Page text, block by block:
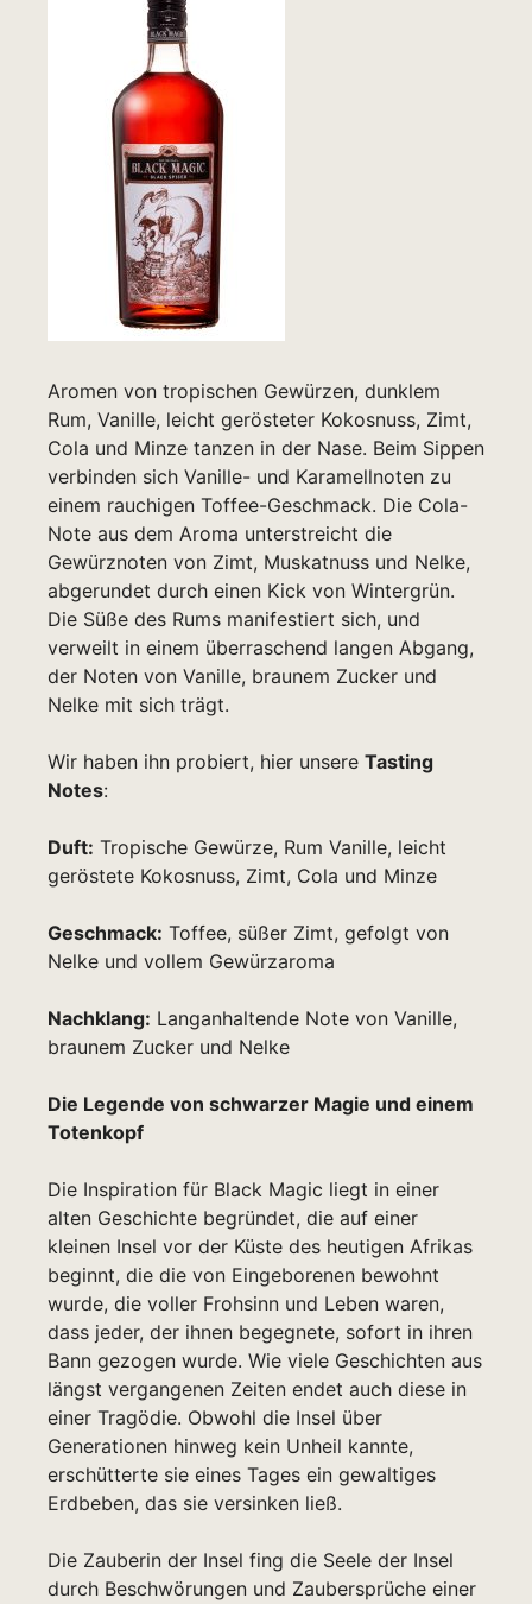
Aromen von tropischen Gewürzen, dunklem
Rum, Vanille, leicht gerösteter Kokosnuss, Zimt,
Cola und Minze tanzen in der Nase. Beim Sippen
verbinden sich Vanille- und Karamellnoten zu
einem rauchigen Toffee-Geschmack. Die Cola-
Note aus dem Aroma unterstreicht die
Gewürznoten von Zimt, Muskatnuss und Nelke,
abgerundet durch einen Kick von Wintergrün.
Die Süße des Rums manifestiert sich, und
verweilt in einem überraschend langen Abgang,
der Noten von Vanille, braunem Zucker und
Nelke mit sich trägt.
Wir haben ihn probiert, hier unsere Tasting
Notes:
Duft: Tropische Gewürze, Rum Vanille, leicht
geröstete Kokosnuss, Zimt, Cola und Minze
Geschmack: Toffee, süßer Zimt, gefolgt von
Nelke und vollem Gewürzaroma
Nachklang: Langanhaltende Note von Vanille,
braunem Zucker und Nelke
Die Legende von schwarzer Magie und einem
Totenkopf
Die Inspiration für Black Magic liegt in einer
alten Geschichte begründet, die auf einer
kleinen Insel vor der Küste des heutigen Afrikas
beginnt, die die von Eingeborenen bewohnt
wurde, die voller Frohsinn und Leben waren,
dass jeder, der ihnen begegnete, sofort in ihren
Bann gezogen wurde. Wie viele Geschichten aus
längst vergangenen Zeiten endet auch diese in
einer Tragödie. Obwohl die Insel über
Generationen hinweg kein Unheil kannte,
erschütterte sie eines Tages ein gewaltiges
Erdbeben, das sie versinken ließ.
Die Zauberin der Insel fing die Seele der Insel
durch Beschwörungen und Zaubersprüche einer